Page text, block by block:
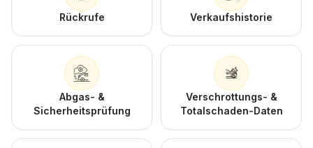
Rückrufe Verkaufshistorie
Abgas- &
Sicherheitsprüfung
Verschrottungs- &
Totalschaden-Daten